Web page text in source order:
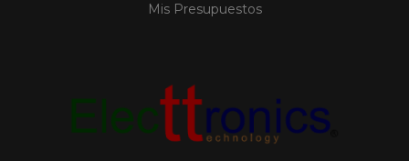
Mis Presupuestos